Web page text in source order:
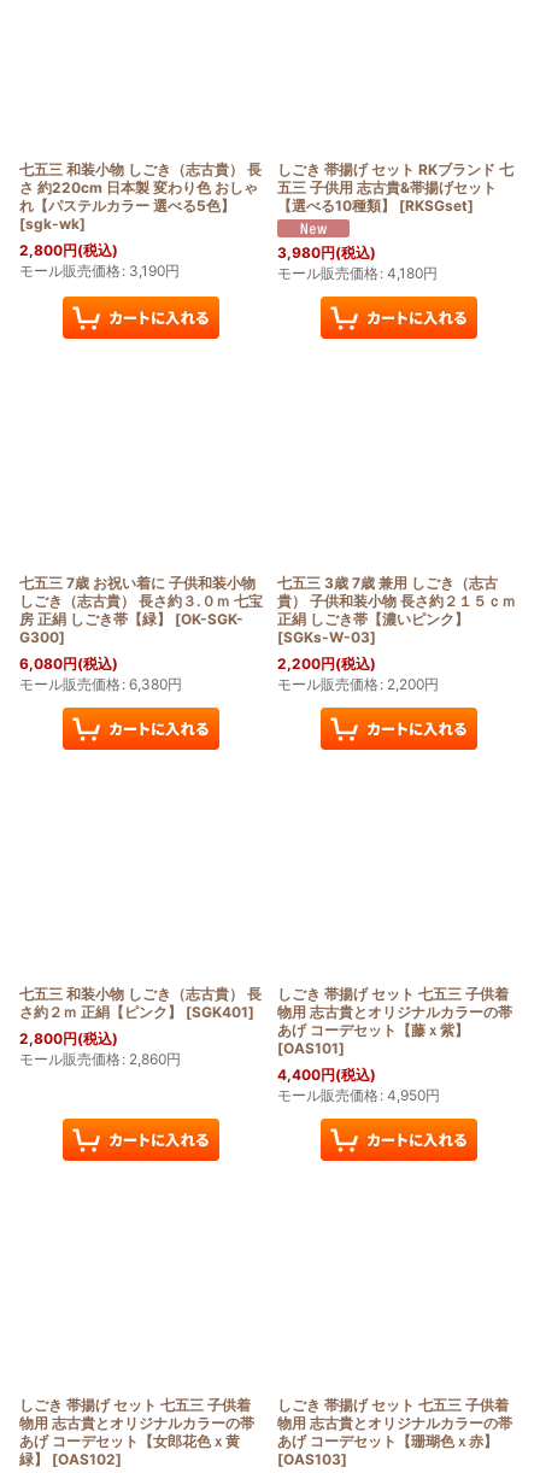
七五三 和装小物 しごき（志古貴） 長
さ 約220cm 日本製 変わり色 おしゃ
れ【パステルカラー 選べる5色】
[sgk-wk]
2,800円(税込)
モール販売価格: 3,190円
しごき 帯揚げ セット RKブランド 七
五三 子供用 志古貴&帯揚げセット
【選べる10種類】
[RKSGset]
3,980円(税込)
モール販売価格: 4,180円
七五三 7歳 お祝い着に 子供和装小物
しごき（志古貴） 長さ約３.０ｍ 七宝
房 正絹 しごき帯【緑】
[OK-SGK-
G300]
6,080円(税込)
モール販売価格: 6,380円
七五三 3歳 7歳 兼用 しごき（志古
貴） 子供和装小物 長さ約２１５ｃｍ
正絹 しごき帯【濃いピンク】
[SGKs-W-03]
2,200円(税込)
モール販売価格: 2,200円
七五三 和装小物 しごき（志古貴） 長
さ約２ｍ 正絹【ピンク】
[SGK401]
2,800円(税込)
モール販売価格: 2,860円
しごき 帯揚げ セット 七五三 子供着
物用 志古貴とオリジナルカラーの帯
あげ コーデセット【藤ｘ紫】
[OAS101]
4,400円(税込)
モール販売価格: 4,950円
しごき 帯揚げ セット 七五三 子供着
物用 志古貴とオリジナルカラーの帯
あげ コーデセット【女郎花色ｘ黄
緑】
[OAS102]
しごき 帯揚げ セット 七五三 子供着
物用 志古貴とオリジナルカラーの帯
あげ コーデセット【珊瑚色ｘ赤】
[OAS103]